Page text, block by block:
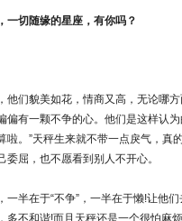
一切随缘的星座，有你吗？
他们貌美如花，情商又高，无论哪
偏有一颗不争的心。他们是这样认
啦。”天秤生来就不带一点戾气，真
委屈，也不愿看到别人不开心。
一半在于“不争”，一半在于懒!让他
多不和谐!而且天秤还是一个很怕麻